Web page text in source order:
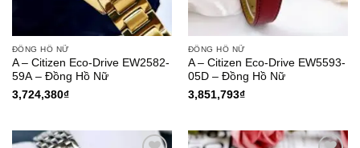
ĐỒNG HỒ NỮ
A – Citizen Eco-Drive EW2582-
59A – Đồng Hồ Nữ
3,724,380₫
ĐỒNG HỒ NỮ
A – Citizen Eco-Drive EW5593-
05D – Đồng Hồ Nữ
3,851,793₫